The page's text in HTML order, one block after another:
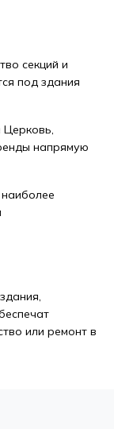
секций и
под здания
Церковь,
напрямую
или ремонт в